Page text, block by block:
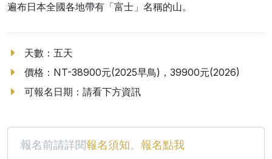
遍布日本全國各地帶有「富士」名稱的山。
天數：五天
價格：NT-38900元(2025早鳥)，39900元(2026)
可報名日期：請看下方資訊
報名前請詳閱報名須知。 報名點我